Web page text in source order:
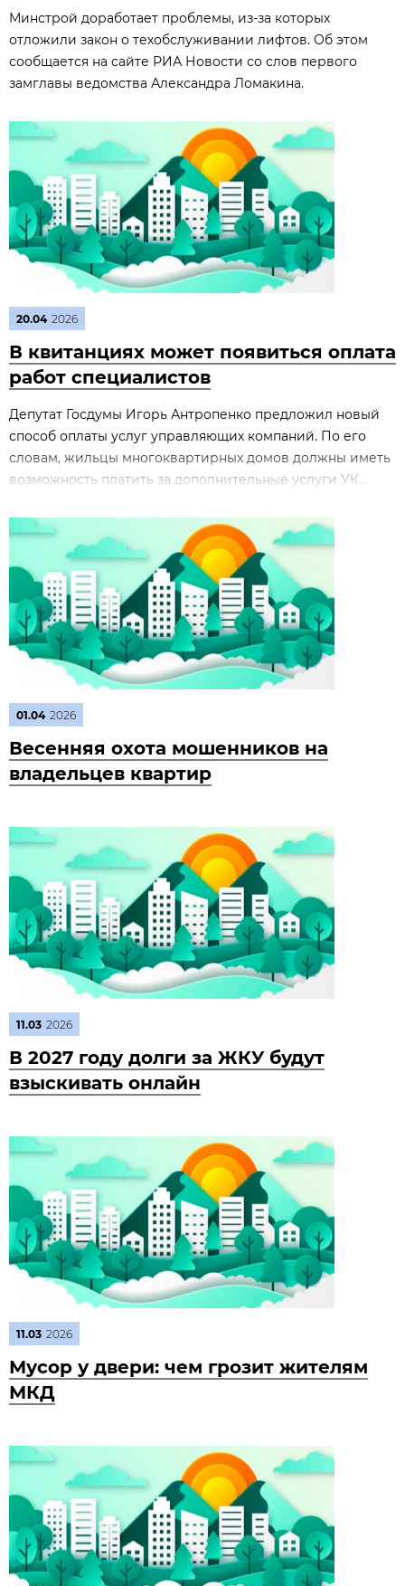
Минстрой доработает проблемы, из‑за которых
отложили закон о техобслуживании лифтов. Об этом
сообщается на сайте РИА Новости со слов первого
замглавы ведомства Александра Ломакина.
20.04 2026
В квитанциях может появиться оплата
работ специалистов
Депутат Госдумы Игорь Антропенко предложил новый
способ оплаты услуг управляющих компаний. По его
словам, жильцы многоквартирных домов должны иметь
возможность платить за дополнительные услуги УК...
01.04 2026
Весенняя охота мошенников на
владельцев квартир
11.03 2026
В 2027 году долги за ЖКУ будут
взыскивать онлайн
11.03 2026
Мусор у двери: чем грозит жителям
МКД